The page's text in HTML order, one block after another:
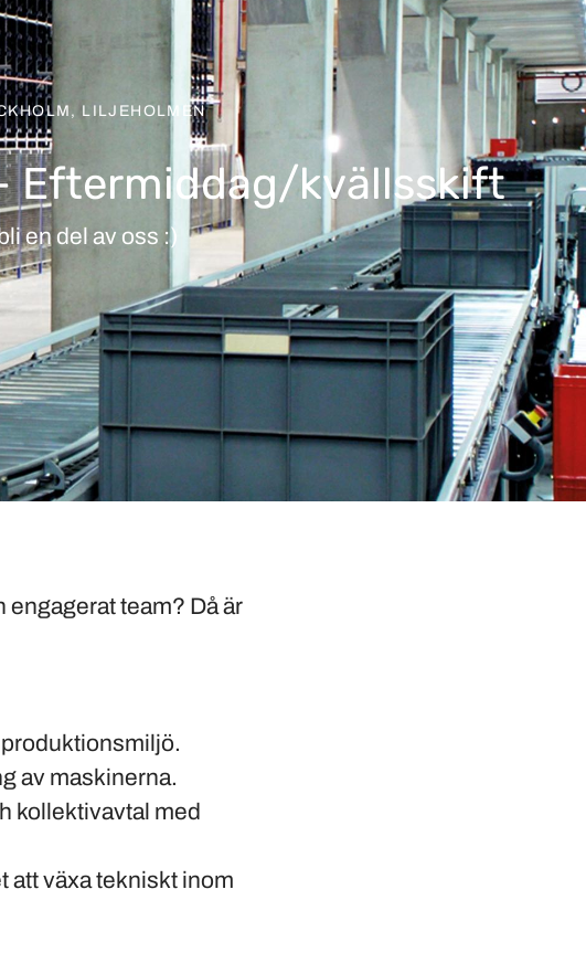
LILJEHOLMEN
Eftermiddag/kvällsskift
en del av oss :)
team? Då är
av maskinerna.
kollektivavtal med
att växa tekniskt inom